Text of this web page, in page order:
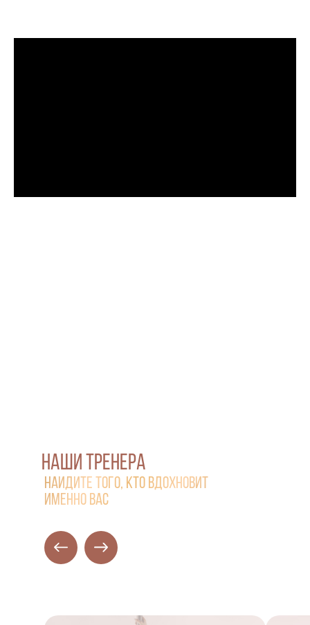
найдите того, кто вдохновит
именно вас
НАШИ ТРЕНЕРА